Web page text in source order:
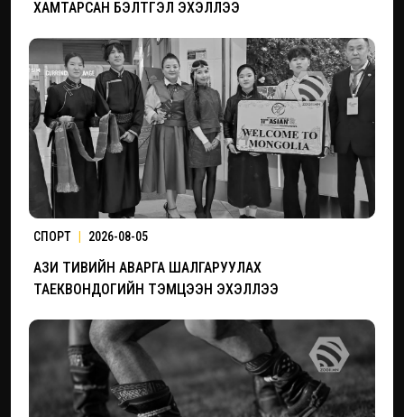
ХАМТАРСАН БЭЛТГЭЛ ЭХЭЛЛЭЭ
СПОРТ 2026-08-05
АЗИ ТИВИЙН АВАРГА ШАЛГАРУУЛАХ
ТАЕКВОНДОГИЙН ТЭМЦЭЭН ЭХЭЛЛЭЭ